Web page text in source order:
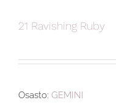
21 Ravishing Ruby
Osasto: GEMINI